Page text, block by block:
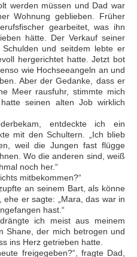
werden müssen und Dad war
Wohnung geblieben. Früher
gearbeitet, was ihn
hätte. Der Verkauf seiner
und seitdem lebte er
hergerichtet hatte. Jetzt bot
wie Hochseeangeln an und
Aber der Gedanke, dass er
Meer rausfuhr, stimmte mich
seinen alten Job wirklich
entdeckte ich ein
mit den Schultern. „Ich blieb
weil die Jungen fast flügge
Wo die anderen sind, weiß
noch her.“
mitbekommen?“
an seinem Bart, als könne
er sagte: „Mara, das war in
hast.“
ich meist aus meinem
Shane, der mich betrogen und
ins Herz getrieben hatte.
freigegeben?“, fragte Dad,